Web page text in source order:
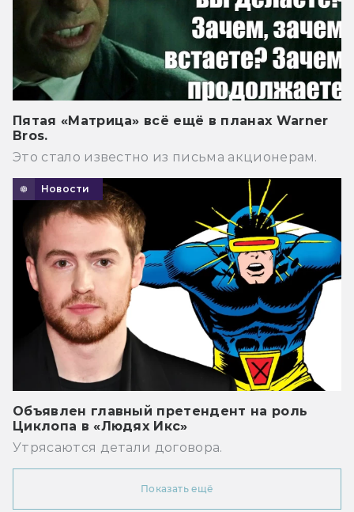
Пятая «Матрица» всё ещё в планах Warner
Bros.
Это стало известно из письма акционерам.
Новости
Объявлен главный претендент на роль
Циклопа в «Людях Икс»
Утрясаются детали договора.
Показать ещё